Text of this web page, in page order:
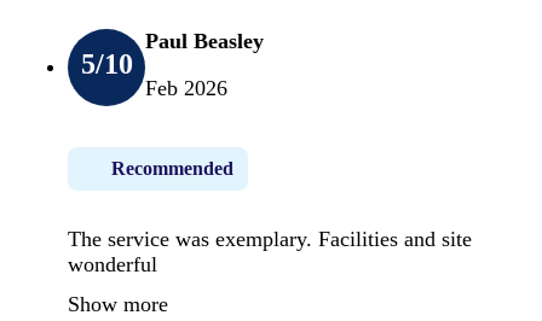
5/10
Paul Beasley
Feb 2026
Recommended
The service was exemplary. Facilities and site
wonderful
Show more